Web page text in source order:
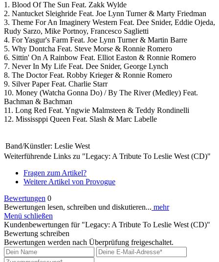
1. Blood Of The Sun Feat. Zakk Wylde
2. Nantucket Sleighride Feat. Joe Lynn Turner & Marty Friedman
3. Theme For An Imaginery Western Feat. Dee Snider, Eddie Ojeda,
Rudy Sarzo, Mike Portnoy, Francesco Saglietti
4. For Yasgur's Farm Feat. Joe Lynn Turner & Martin Barre
5. Why Dontcha Feat. Steve Morse & Ronnie Romero
6. Sittin' On A Rainbow Feat. Elliot Easton & Ronnie Romero
7. Never In My Life Feat. Dee Snider, George Lynch
8. The Doctor Feat. Robby Krieger & Ronnie Romero
9. Silver Paper Feat. Charlie Starr
10. Money (Watcha Gonna Do) / By The River (Medley) Feat.
Bachman & Bachman
11. Long Red Feat. Yngwie Malmsteen & Teddy Rondinelli
12. Mississppi Queen Feat. Slash & Marc Labelle
Band/Künstler: Leslie West
Weiterführende Links zu "Legacy: A Tribute To Leslie West (CD)"
Fragen zum Artikel?
Weitere Artikel von Provogue
Bewertungen 0
Bewertungen lesen, schreiben und diskutieren... mehr
Menü schließen
Kundenbewertungen für "Legacy: A Tribute To Leslie West (CD)"
Bewertung schreiben
Bewertungen werden nach Überprüfung freigeschaltet.